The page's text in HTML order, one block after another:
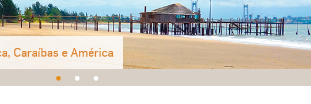
Caraíbas e América
● ● ●